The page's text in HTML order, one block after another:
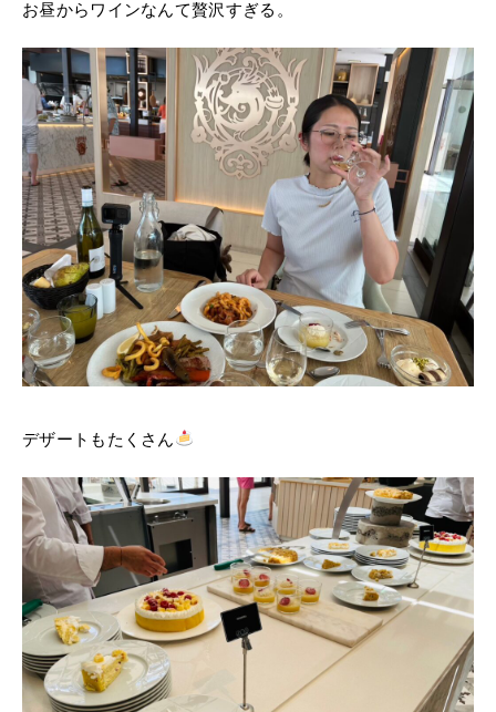
お昼からワインなんて贅沢すぎる。
デザートもたくさん